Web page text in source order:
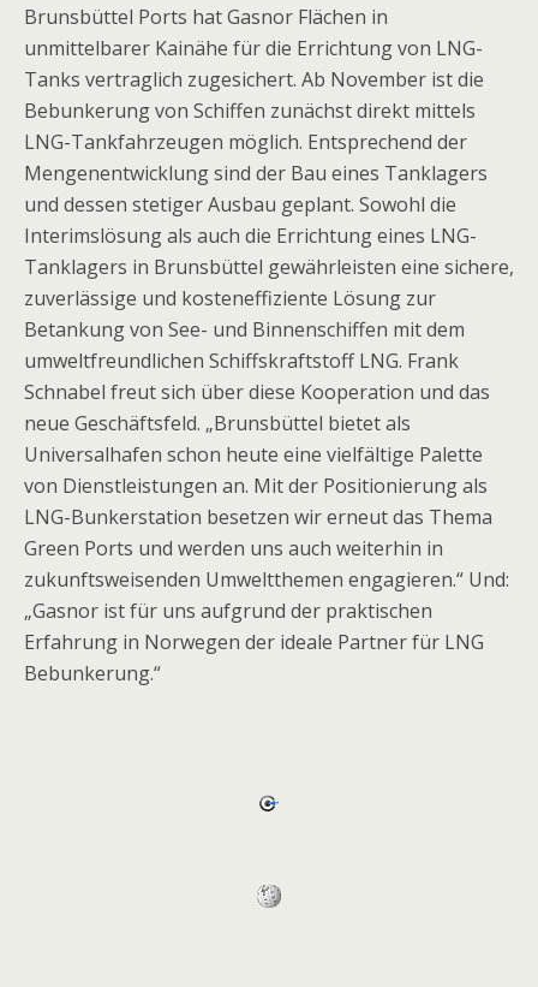
Brunsbüttel Ports hat Gasnor Flächen in
unmittelbarer Kainähe für die Errichtung von LNG-
Tanks vertraglich zugesichert. Ab November ist die
Bebunkerung von Schiffen zunächst direkt mittels
LNG-Tankfahrzeugen möglich. Entsprechend der
Mengenentwicklung sind der Bau eines Tanklagers
und dessen stetiger Ausbau geplant. Sowohl die
Interimslösung als auch die Errichtung eines LNG-
Tanklagers in Brunsbüttel gewährleisten eine sichere,
zuverlässige und kosteneffiziente Lösung zur
Betankung von See- und Binnenschiffen mit dem
umweltfreundlichen Schiffskraftstoff LNG. Frank
Schnabel freut sich über diese Kooperation und das
neue Geschäftsfeld. „Brunsbüttel bietet als
Universalhafen schon heute eine vielfältige Palette
von Dienstleistungen an. Mit der Positionierung als
LNG-Bunkerstation besetzen wir erneut das Thema
Green Ports und werden uns auch weiterhin in
zukunftsweisenden Umweltthemen engagieren.“ Und:
„Gasnor ist für uns aufgrund der praktischen
Erfahrung in Norwegen der ideale Partner für LNG
Bebunkerung.“